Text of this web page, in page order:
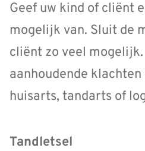
Geef uw kind of cliënt
mogelijk van. Sluit de
cliënt zo veel
aanhoudende
huisarts, tandarts of
Tandletsel